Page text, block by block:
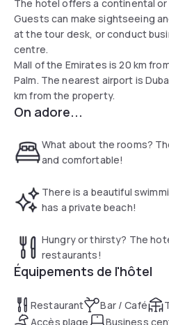
The hotel offers a continental
Guests can make sightseeing
at the tour desk, or conduct
centre.
Mall of the Emirates is 20 km
Palm. The nearest airport is
km from the property.
On adore...
What about the rooms?
and comfortable!
There is a beautiful
has a private beach!
Hungry or thirsty? The
restaurants!
Équipements de l'hôtel
Restaurant Bar / Café
Accès plage
Business